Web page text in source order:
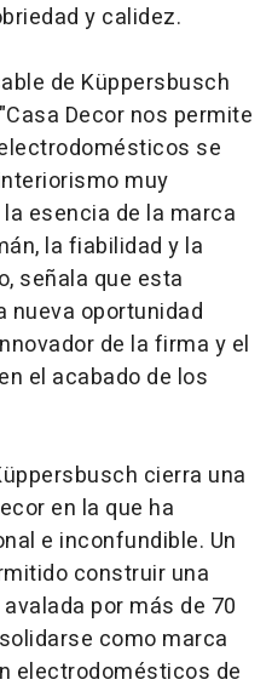
y calidez.
de Küppersbusch
Decor nos permite
se
muy
esencia de la marca
la fiabilidad y la
señala que esta
nueva oportunidad
de la firma y el
el acabado de los
cierra una
en la que ha
e inconfundible. Un
construir una
por más de 70
como marca
electrodomésticos de